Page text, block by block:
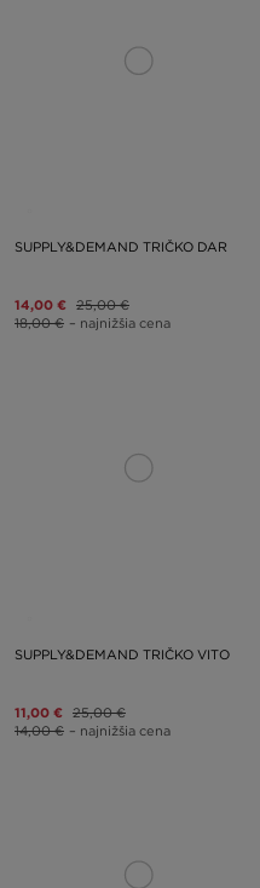
SUPPLY&DEMAND TRIČKO DAR
14,00 € 25,00 €
18,00 € – najnižšia cena
SUPPLY&DEMAND TRIČKO VITO
11,00 € 25,00 €
14,00 € – najnižšia cena